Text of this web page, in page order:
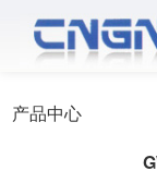
产品中心